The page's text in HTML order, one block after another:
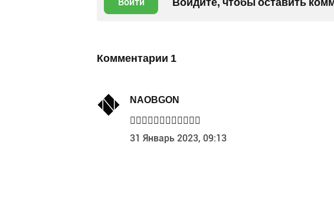
Комментарии 1
NAOBGON
👍🏻👍🏻👍🏻👏🏻👏🏻👏🏻
31 Январь 2023, 09:13